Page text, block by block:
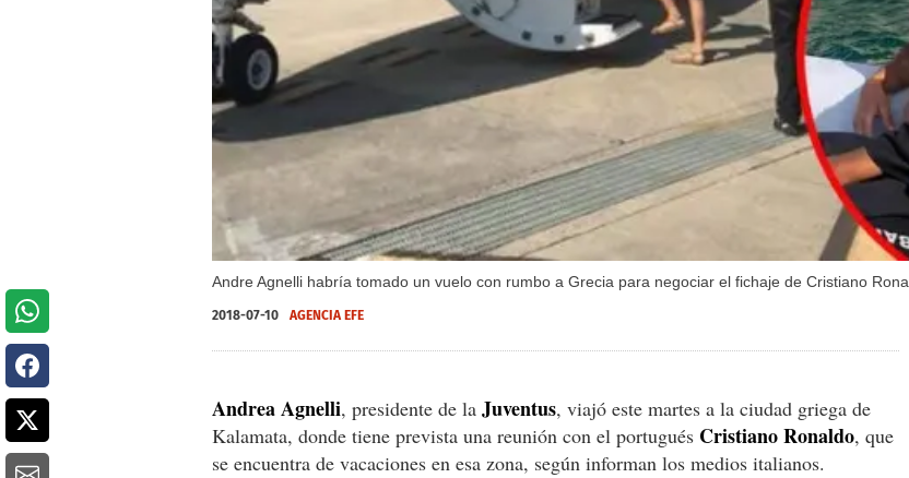
Andre Agnelli habría tomado un vuelo con rumbo a Grecia para negociar el fichaje de Cristiano
2018-07-10 AGENCIA EFE
Andrea Agnelli, presidente de la Juventus, viajó este martes a la ciudad griega de
Kalamata, donde tiene prevista una reunión con el portugués Cristiano Ronaldo, que
se encuentra de vacaciones en esa zona, según informan los medios italianos.